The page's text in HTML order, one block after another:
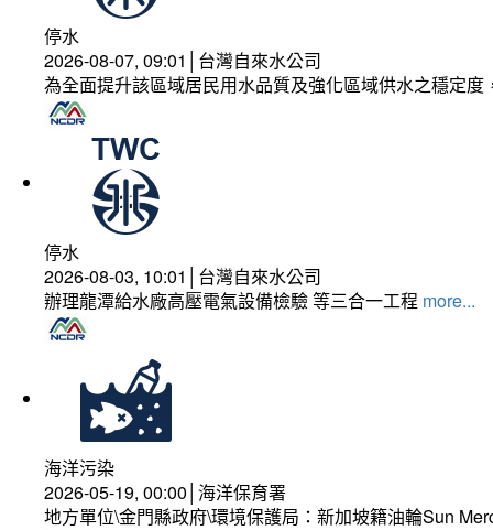
停水
2026-08-07, 09:01│台灣自來水公司
為全面提升該區域居民用水品質及強化區域供水之穩定
停水
2026-08-03, 10:01│台灣自來水公司
辦理龍潭給水廠高壓電氣設備檢驗 等三合一工程 more...
海洋污染
2026-05-19, 00:00│海洋保育署
地方單位\金門縣政府\環境保護局：新加坡籍油輪Sun